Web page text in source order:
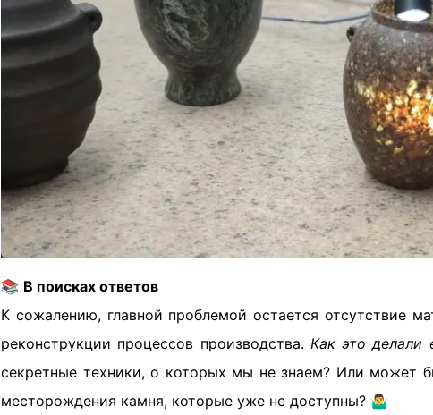
📚 В поисках ответов
К сожалению, главной проблемой остается отсутствие
реконструкции процессов производства. Как это делали
секретные техники, о которых мы не знаем? Или может
месторождения камня, которые уже не доступны? 🤷‍♂️